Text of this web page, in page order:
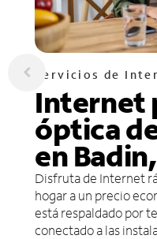
Servicios de
Internet
óptica
en
Disfruta de Internet
hogar a un precio
está respaldado por
conectado a las